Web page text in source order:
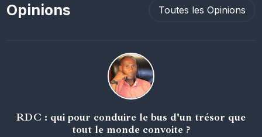
Opinions Toutes les Opinions
RDC : qui pour conduire le bus d'un trésor que
tout le monde convoite ?